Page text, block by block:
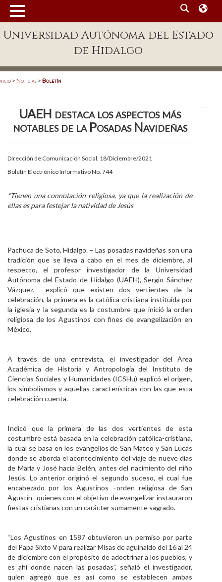
Enlaces
Patronato
Publicaciones en línea
Acreditación Internacional
Alumnado
Alumni
Visitantes
Universidad Autónoma del Estado
de Hidalgo
> Noticias > Boletín
UAEH destaca los aspectos más
notables de la Posadas Navideñas
Dirección de Comunicación Social, 18/Diciembre/2021
Boletín Electrónico Informativo No. 744
*Tienen una connotación religiosa, ya que la realización de
ellas es para festejar la natividad de Jesús
Pachuca de Soto, Hidalgo. – Las posadas navideñas son una
tradición que se lleva a cabo en el mes de diciembre, al
respecto, el profesor investigador de la Universidad
Autónoma del Estado de Hidalgo (UAEH), Sergio Sánchez
Vázquez, explicó que existen dos vertientes de la
celebración, la primera es la católica-cristiana instituida por
la iglesia y la segunda es la costumbre que inició la orden
religiosa de los Agustinos con fines de evangelización en
México.
A través de una entrevista, el investigador del Área
Académica de Historia y Antropología del Instituto de
Ciencias Sociales y Humanidades (ICSHu) explicó el origen,
los simbolismos y aquellas características con las que esta
celebración cuenta.
Indicó que la primera de las dos vertientes de esta
costumbre está basada en la celebración católica-cristiana,
la cual se basa en los evangelios de San Mateo y San Lucas
donde se aborda el acontecimiento del viaje de nueve días
de María y José hacia Belén, antes del nacimiento del niño
Jesús. Lo anterior originó el segundo suceso, el cual fue
encabezado por los Agustinos –orden religiosa de San
Agustín- quienes con el objetivo de evangelizar instauraron
fiestas cristianas con un carácter sumamente sagrado.
“Los Agustinos en 1587 obtuvieron un permiso por parte
del Papa Sixto V para realizar Misas de aguinaldo del 16 al 24
de diciembre con el propósito de adoctrinar a los pueblos, y
es ahí donde nacen las posadas”, señaló el investigador,
quien agregó que es así como se establecen ambas